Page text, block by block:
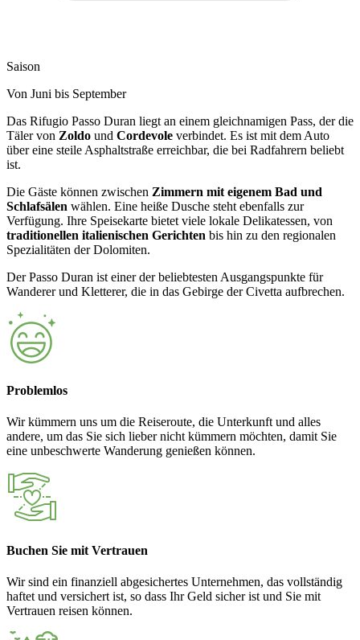
Saison
Von Juni bis September
Das Rifugio Passo Duran liegt an einem gleichnamigen Pass, der die
Täler von Zoldo und Cordevole verbindet. Es ist mit dem Auto
über eine steile Asphaltstraße erreichbar, die bei Radfahrern beliebt
ist.
Die Gäste können zwischen Zimmern mit eigenem Bad und
Schlafsälen wählen. Eine heiße Dusche steht ebenfalls zur
Verfügung. Ihre Speisekarte bietet viele lokale Delikatessen, von
traditionellen italienischen Gerichten bis hin zu den regionalen
Spezialitäten der Dolomiten.
Der Passo Duran ist einer der beliebtesten Ausgangspunkte für
Wanderer und Kletterer, die in das Gebirge der Civetta aufbrechen.
Problemlos
Wir kümmern uns um die Reiseroute, die Unterkunft und alles
andere, um das Sie sich lieber nicht kümmern möchten, damit Sie
eine unbeschwerte Wanderung genießen können.
Buchen Sie mit Vertrauen
Wir sind ein finanziell abgesichertes Unternehmen, das vollständig
haftet und versichert ist, so dass Ihr Geld sicher ist und Sie mit
Vertrauen reisen können.